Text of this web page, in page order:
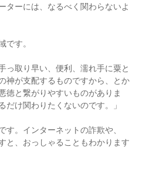
ターには、なるべく関わらないよ
です。
っ取り早い、便利、濡れ手に粟と
神が支配するものですから、とか
徳と繋がりやすいものがありま
だけ関わりたくないのです。」
す。インターネットの詐欺や、
と、おっしゃることもわかります